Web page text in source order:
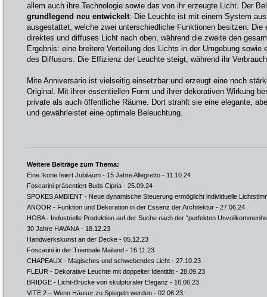
allem auch ihre Technologie sowie das von ihr erzeugte Licht. Der
grundlegend neu entwickelt: Die Leuchte ist mit einem System
ausgestattet, welche zwei unterschiedliche Funktionen besitzen: Die
direktes und diffuses Licht nach oben, während die zweite den
Ergebnis: eine breitere Verteilung des Lichts in der Umgebung sowie
des Diffusors. Die Effizienz der Leuchte steigt, während ihr
Mite Anniversario ist vielseitig einsetzbar und erzeugt eine noch
Original. Mit ihrer essentiellen Form und ihrer dekorativen Wirkung
private als auch öffentliche Räume. Dort strahlt sie eine elegante,
und gewährleistet eine optimale Beleuchtung.
Weitere Beiträge zum Thema:
Eine Ikone feiert Jubiläum - 15 Jahre Allegretto - 11.10.24
Foscarini präsentiert Buds Cipria - 25.09.24
SPOKES AMBIENT - Neue dynamische Steuerung ermöglicht individuelle
ANOOR - Funktion und Dekoration in der Essenz der Architektur - 27.06.24
HOBA - Industrielle Produktion auf der Suche nach der "perfekten
30 Jahre HAVANA - 18.12.23
Handwerkskunst an der Decke - 05.12.23
Foscarini in der Triennale Mailand - 16.11.23
CHAPEAUX - Magisches und schwebendes Licht - 27.10.23
FLEUR - Dekorative Leuchte mit doppelter Identität - 28.09.23
BRIDGE - Licht-Brücke von skulpturaler Eleganz - 16.06.23
VITE 2 – Wenn Häuser zu Spiegeln werden - 02.06.23